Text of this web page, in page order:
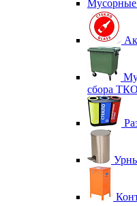
сбора ТКО